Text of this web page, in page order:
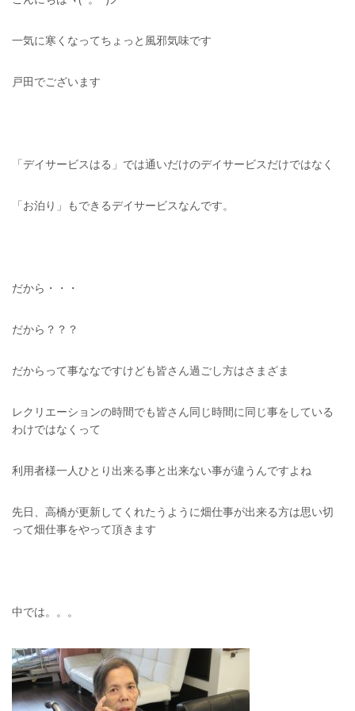
一気に寒くなってちょっと風邪気味です
戸田でございます
「デイサービスはる」では通いだけのデイサービスだけではなく
「お泊り」もできるデイサービスなんです。
だから・・・
だから？？？
だからって事ななですけども皆さん過ごし方はさまざま
レクリエーションの時間でも皆さん同じ時間に同じ事をしている
わけではなくって
利用者様一人ひとり出来る事と出来ない事が違うんですよね
先日、高橋が更新してくれたうように畑仕事が出来る方は思い切
って畑仕事をやって頂きます
中では。。。